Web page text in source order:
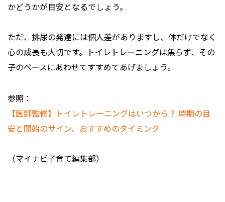
かどうかが目安となるでしょう。
ただ、排尿の発達には個人差がありますし、体だけでなく
心の成長も大切です。トイレトレーニングは焦らず、その
子のペースにあわせてすすめてあげましょう。
参照：
【医師監修】トイレトレーニングはいつから？ 時期の目
安と開始のサイン、おすすめのタイミング
（マイナビ子育て編集部）